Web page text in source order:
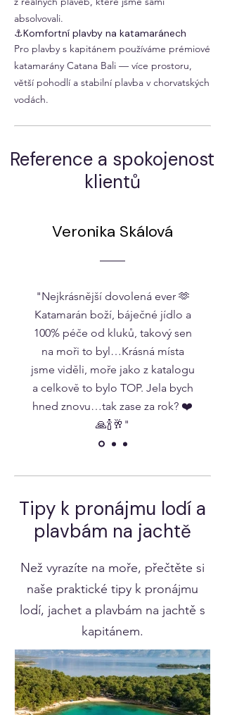
absolvovali.
⚓Komfortní plavby na katamaránech
Pro plavby s kapitánem používáme prémiové
katamarány Catana Bali — více prostoru,
větší pohodlí a stabilní plavba v chorvatských
vodách.
Reference a spokojenost
klientů
Veronika Skálová
"Nejkrásnější dovolená ever 🫶
Katamarán boží, báječné jídlo a
100% péče od kluků, takový sen
na moři to byl…Krásná místa
jsme viděli, moře jako z katalogu
a celkově to bylo TOP. Jela bych
hned znovu…tak zase za rok? ❤️
🙏🍾🥂"
Tipy k pronájmu lodí a
plavbám na jachtě
Než vyrazíte na moře, přečtěte si
naše praktické tipy k pronájmu
lodí, jachet a plavbám na jachtě s
kapitánem.